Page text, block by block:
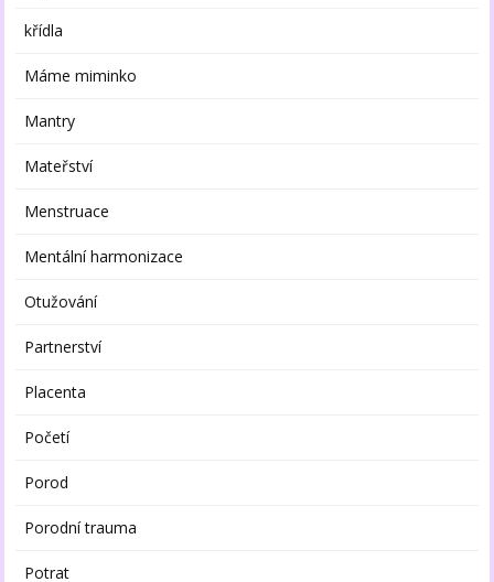
křídla
Máme miminko
Mantry
Mateřství
Menstruace
Mentální harmonizace
Otužování
Partnerství
Placenta
Početí
Porod
Porodní trauma
Potrat